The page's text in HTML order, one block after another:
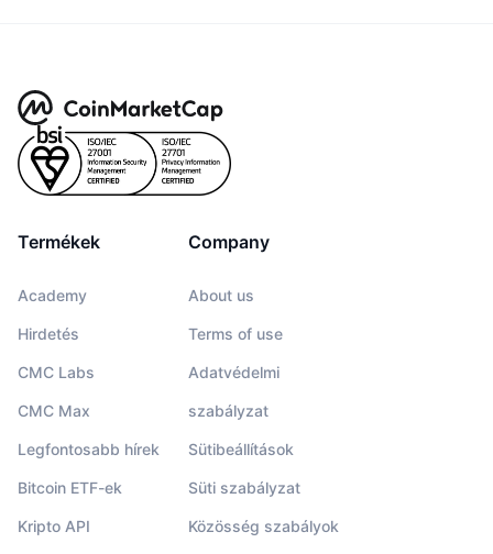
Termékek
Academy
Hirdetés
CMC Labs
CMC Max
Legfontosabb hírek
Bitcoin ETF-ek
Kripto API
Company
About us
Terms of use
Adatvédelmi
szabályzat
Sütibeállítások
Süti szabályzat
Közösség szabályok